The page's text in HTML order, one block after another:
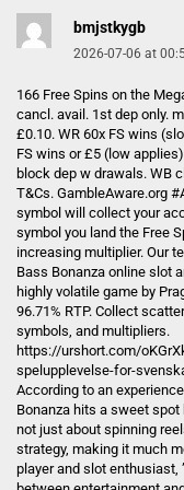
bmjstkygb
2026-07-06 at
166 Free Spins on the
cancl. avail. 1st dep only.
£0.10. WR 60x FS wins
FS wins or £5 (low
block dep w drawals. WB
T&Cs. GambleAware.org
symbol will collect your
symbol you land the Free
increasing multiplier. Our
Bass Bonanza online slot
highly volatile game by
96.71% RTP. Collect
symbols, and multipliers.
https://urshort.com/
spelupplevelse-for-
According to an
Bonanza hits a sweet
not just about spinning
strategy‚ making it much
player and slot